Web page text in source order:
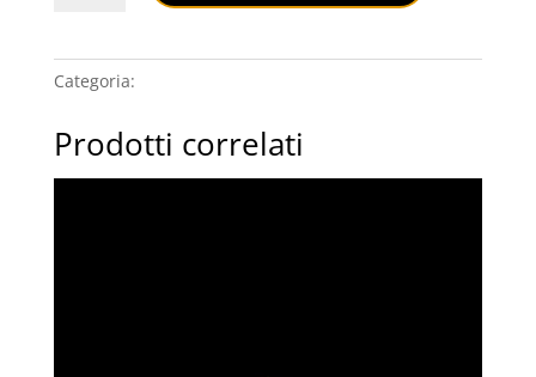
quantità
Categoria:
Prodotti correlati